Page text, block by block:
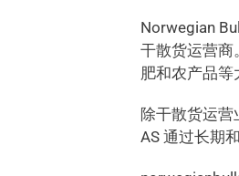
Norwegian
干散货运营商
肥和农产品等
除干散货运
AS 通过长期